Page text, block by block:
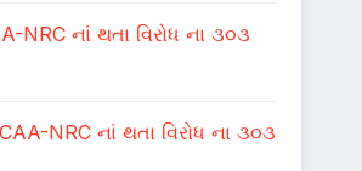
NRC નાં થતા વિરોધ ના ૩૦૩
CAA-NRC નાં થતા વિરોધ ના ૩૦૩